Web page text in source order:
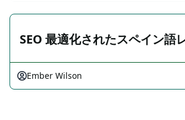
SEO 最適化されたスペイン語
Ember Wilson